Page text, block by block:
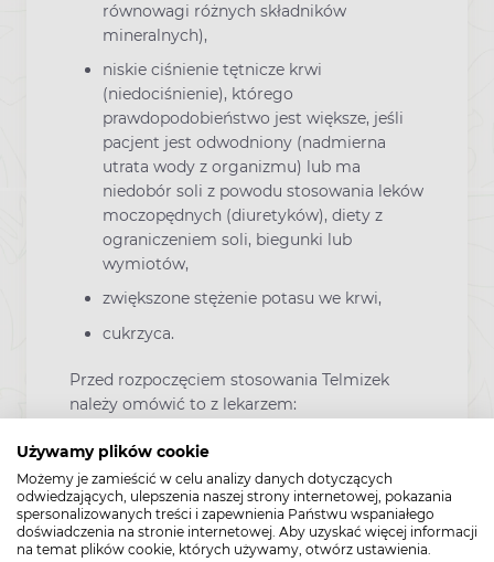
Używamy plików cookie
Możemy je zamieścić w celu analizy danych dotyczących
odwiedzających, ulepszenia naszej strony internetowej, pokazania
spersonalizowanych treści i zapewnienia Państwu wspaniałego
doświadczenia na stronie internetowej. Aby uzyskać więcej informacji
na temat plików cookie, których używamy, otwórz ustawienia.
równowagi różnych składników
mineralnych),
niskie ciśnienie tętnicze krwi
(niedociśnienie), którego
prawdopodobieństwo jest większe, jeśli
pacjent jest odwodniony (nadmierna
utrata wody z organizmu) lub ma
niedobór soli z powodu stosowania leków
moczopędnych (diuretyków), diety z
ograniczeniem soli, biegunki lub
wymiotów,
zwiększone stężenie potasu we krwi,
cukrzyca.
Przed rozpoczęciem stosowania Telmizek
należy omówić to z lekarzem:
poniższych leków stosowanych w
leczeniu wysokiego ciśnienia krwi:
- inhibitor konwertazy angiotensyny (ACE)
(ang. Angiotensin Converting Enzyme